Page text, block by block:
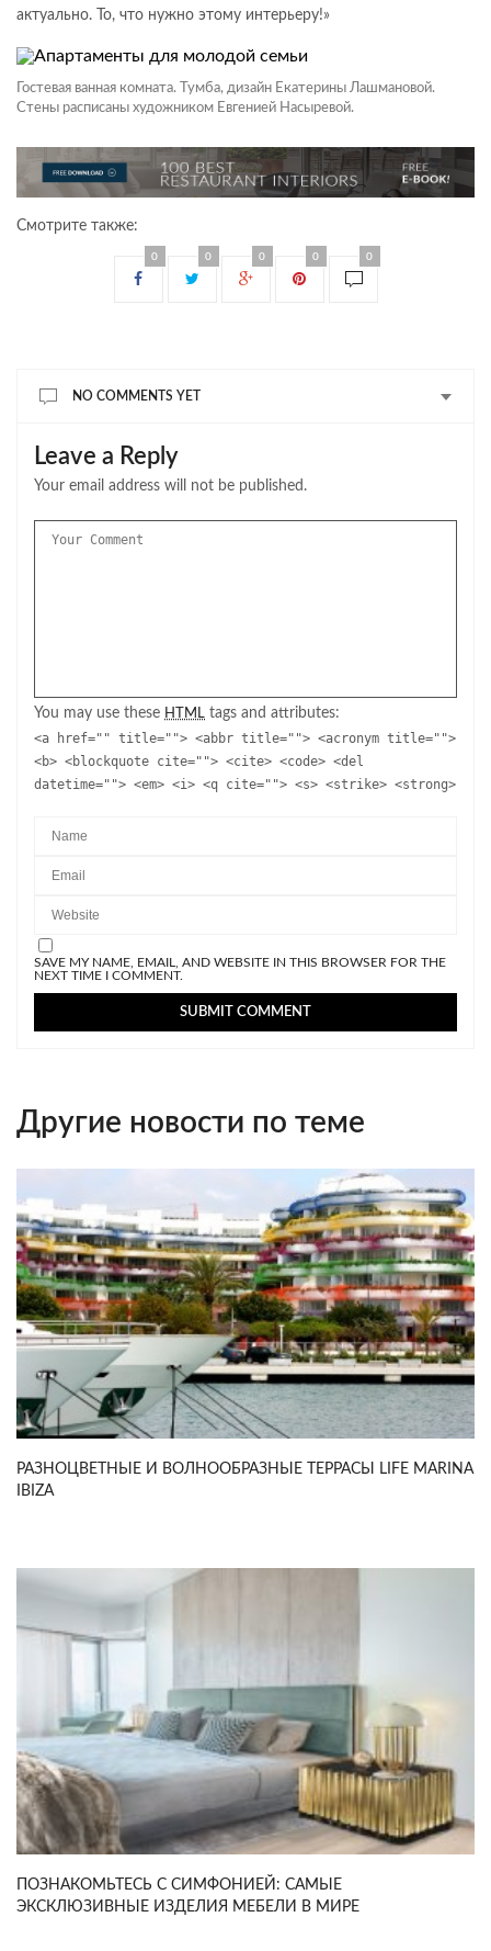
актуально. То, что нужно этому интерьеру!»
Гостевая ванная комната. Тумба, дизайн Екатерины Лашмановой.
Стены расписаны художником Евгенией Насыревой.
Смотрите также:
0 0 0 0 0
NO COMMENTS YET
Leave a Reply
Your email address will not be published.
You may use these HTML tags and attributes:
<a href="" title=""> <abbr title=""> <acronym title="">
<b> <blockquote cite=""> <cite> <code> <del
datetime=""> <em> <i> <q cite=""> <s> <strike> <strong>
SAVE MY NAME, EMAIL, AND WEBSITE IN THIS BROWSER FOR THE
NEXT TIME I COMMENT.
Другие новости по теме
РАЗНОЦВЕТНЫЕ И ВОЛНООБРАЗНЫЕ ТЕРРАСЫ LIFE MARINA
IBIZA
ПОЗНАКОМЬТЕСЬ С СИМФОНИЕЙ: САМЫЕ
ЭКСКЛЮЗИВНЫЕ ИЗДЕЛИЯ МЕБЕЛИ В МИРЕ